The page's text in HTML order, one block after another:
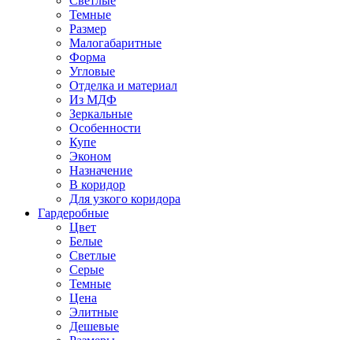
Темные
Размер
Малогабаритные
Форма
Угловые
Отделка и материал
Из МДФ
Зеркальные
Особенности
Купе
Эконом
Назначение
В коридор
Для узкого коридора
Гардеробные
Цвет
Белые
Светлые
Серые
Темные
Цена
Элитные
Дешевые